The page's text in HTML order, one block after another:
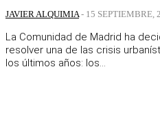
JAVIER ALQUIMIA - 15 SEPTIEMBRE,
La Comunidad de Madrid ha
resolver una de las crisis
los últimos años: los...